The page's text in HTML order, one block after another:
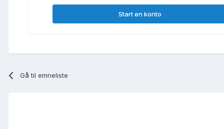
Start en konto
Gå til emneliste